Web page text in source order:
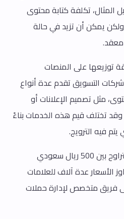
المثال، تكلفة كتابة محتوى
يمكن أن تزيد في حالة
توزيعها على المنصات
شركات التسويق تقدم عدة أنواع
مثل تصميم الإعلانات أو
وقد تختلف قيم هذه الخدمات بناءً
فيه الترويج.
في الرياض، قد تجد أسعارًا تتراوح بين 500 ريال سعودي
الأسعار عدة آلاف للعلامات
فريق متخصص لإدارة حملات